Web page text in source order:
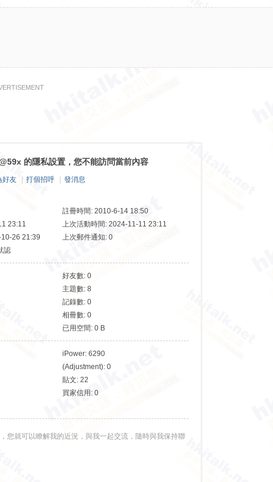
的隱私設置，您不能訪問當前內容
好友 打個招呼
發消息
註冊時間: 2010-6-14 18:50
23:11
上次活動時間: 2024-11-11 23:11
26 21:39
上次郵件通知: 0
認
好友數: 0
主題數: 8
記錄數: 0
相冊數: 0
已用空間: 0 B
iPower: 6290
(Adjustment): 0
貼文: 22
買家信用: 0
您就可以瞭解我的近況，與我一起交流，隨時與我保持聯